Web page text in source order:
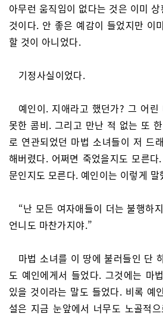
아무런 움직임이 없다는 것은 이미
것이다. 안 좋은 예감이 들었지만 이
할 것이 아니었다.
기정사실이었다.
예인이. 지애라고 했던가? 그 어
못한 콤비. 그리고 만난 적 없는 또
로 연관되었던 마법 소녀들이 저 드
해버렸다. 어쩌면 죽었을지도 모른
문인지도 모른다. 예인이는 이렇게 말
“난 모든 여자애들이 더는 불행하
언니도 마찬가지야.”
마법 소녀를 이 땅에 불러들인 단
도 예인에게서 들었다. 그것에는 마
있을 것이라는 말도 들었다. 비록 예
설은 지금 눈앞에서 너무도 노골적